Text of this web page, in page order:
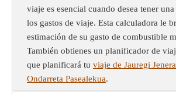
viaje es esencial cuando desea tener
los gastos de viaje. Esta calculadora le
estimación de su gasto de combustible
También obtienes un planificador de
que planificará tu viaje de Jauregi
Ondarreta Pasealekua.